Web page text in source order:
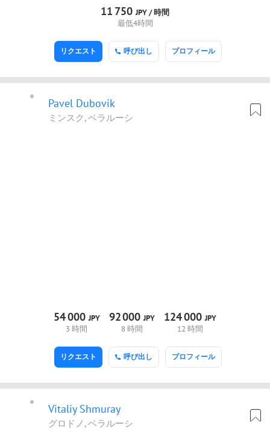
11 750JPY /時間
最低4時間
呼び出し プロフィール
リクエスト
Pavel Dubovik
ミンスク, ベラルーシ
54000JPY
3 時間
92000JPY
8 時間
124000JPY
12 時間
呼び出し プロフィール
リクエスト
Vitaliy Shmuray
グロドノ, ベラルーシ